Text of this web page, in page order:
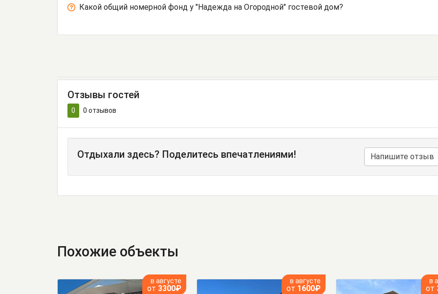
Какой общий номерной фонд у "Надежда на Огородной" гостевой дом?
Отзывы гостей
0 0 отзывов
Отдыхали здесь? Поделитесь впечатлениями! Напишите отзыв
Похожие объекты
в августе
от 3300₽
в августе
от 1600₽
в
от